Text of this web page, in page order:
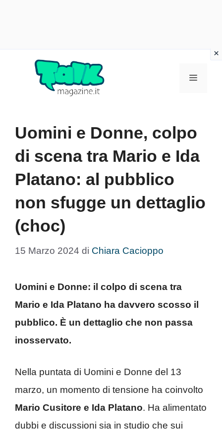
Menu
Uomini e Donne, colpo
di scena tra Mario e Ida
Platano: al pubblico
non sfugge un dettaglio
(choc)
15 Marzo 2024 di Chiara Cacioppo
Uomini e Donne: il colpo di scena tra
Mario e Ida Platano ha davvero scosso il
pubblico. È un dettaglio che non passa
inosservato.
Nella puntata di Uomini e Donne del 13
marzo, un momento di tensione ha coinvolto
Mario Cusitore e Ida Platano. Ha alimentato
dubbi e discussioni sia in studio che sui